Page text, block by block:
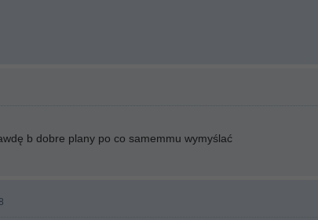
b dobre plany po co samemmu wymyślać